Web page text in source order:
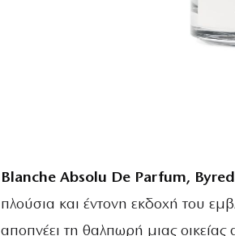
Blanche Absolu De Parfum,
πλούσια και έντονη εκδοχή του
αποπνέει τη θαλπωρή μιας